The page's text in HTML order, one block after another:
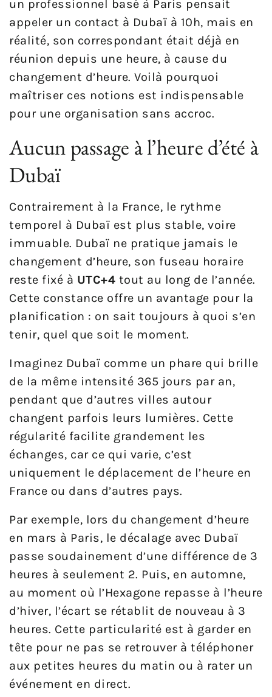
un professionnel basé à Paris pensait
appeler un contact à Dubaï à 10h, mais en
réalité, son correspondant était déjà en
réunion depuis une heure, à cause du
changement d’heure. Voilà pourquoi
maîtriser ces notions est indispensable
pour une organisation sans accroc.
Aucun passage à l’heure d’été à
Dubaï
Contrairement à la France, le rythme
temporel à Dubaï est plus stable, voire
immuable. Dubaï ne pratique jamais le
changement d’heure, son fuseau horaire
reste fixé à UTC+4 tout au long de l’année.
Cette constance offre un avantage pour la
planification : on sait toujours à quoi s’en
tenir, quel que soit le moment.
Imaginez Dubaï comme un phare qui brille
de la même intensité 365 jours par an,
pendant que d’autres villes autour
changent parfois leurs lumières. Cette
régularité facilite grandement les
échanges, car ce qui varie, c’est
uniquement le déplacement de l’heure en
France ou dans d’autres pays.
Par exemple, lors du changement d’heure
en mars à Paris, le décalage avec Dubaï
passe soudainement d’une différence de 3
heures à seulement 2. Puis, en automne,
au moment où l’Hexagone repasse à l’heure
d’hiver, l’écart se rétablit de nouveau à 3
heures. Cette particularité est à garder en
tête pour ne pas se retrouver à téléphoner
aux petites heures du matin ou à rater un
événement en direct.